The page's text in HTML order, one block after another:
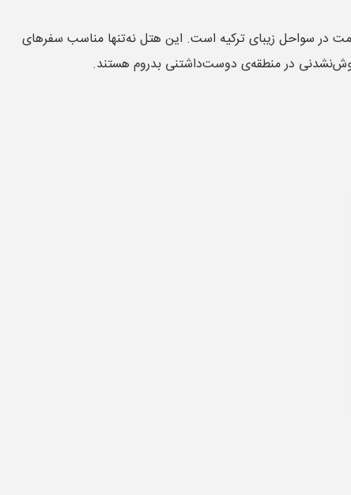
در سواحل زیبای ترکیه است. این هتل نه‌تنها مناسب سفرهای
در منطقه‌ی دوست‌داشتنی بدروم هستند.